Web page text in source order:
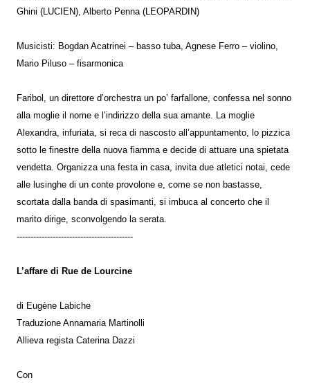
Ghini (LUCIEN), Alberto Penna (LEOPARDIN)
Musicisti: Bogdan Acatrinei – basso tuba, Agnese Ferro – violino,
Mario Piluso – fisarmonica
Faribol, un direttore d’orchestra un po’ farfallone, confessa nel sonno
alla moglie il nome e l’indirizzo della sua amante. La moglie
Alexandra, infuriata, si reca di nascosto all’appuntamento, lo pizzica
sotto le finestre della nuova fiamma e decide di attuare una spietata
vendetta. Organizza una festa in casa, invita due atletici notai, cede
alle lusinghe di un conte provolone e, come se non bastasse,
scortata dalla banda di spasimanti, si imbuca al concerto che il
marito dirige, sconvolgendo la serata.
------------------------------------------
L’affare di Rue de Lourcine
di Eugène Labiche
Traduzione Annamaria Martinolli
Allieva regista Caterina Dazzi
Con